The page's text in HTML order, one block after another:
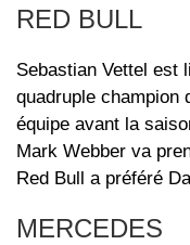
RED BULL
Sebastian Vettel est
quadruple champion
équipe avant la
Mark Webber va
Red Bull a préféré
MERCEDES